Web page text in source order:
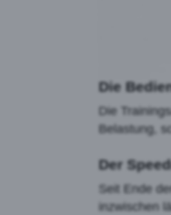
Die
Die
Belastung,
Der
Seit Ende
inzwischen